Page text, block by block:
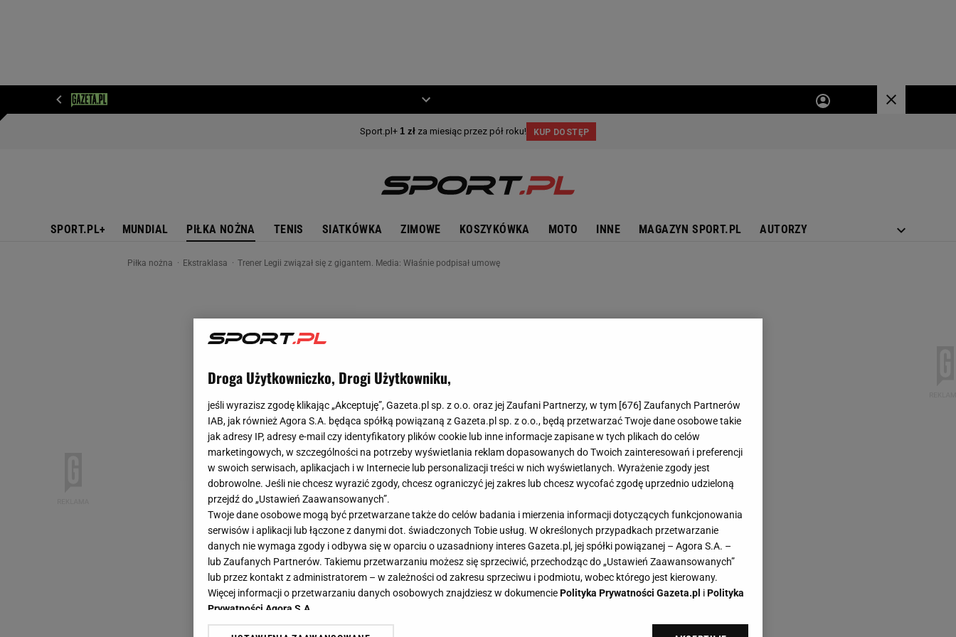
SPORT.PL+ MUNDIAL PIŁKA NOŻNA TENIS SIATKÓWKA ZIMOWE KOSZYKÓWKA MOTO INNE MAGAZYN SPORT.PL AUTORZY
Piłka nożna Ekstraklasa Trener Legii związał się z gigantem. Media: Właśnie podpisał umowę
Droga Użytkowniczko, Drogi Użytkowniku,
jeśli wyrazisz zgodę klikając „Akceptuję”, Gazeta.pl sp. z o.o. oraz jej Zaufani Partnerzy, w tym [676] Zaufanych Partnerów
IAB, jak również Agora S.A. będąca spółką powiązaną z Gazeta.pl sp. z o.o., będą przetwarzać Twoje dane osobowe takie
jak adresy IP, adresy e-mail czy identyfikatory plików cookie lub inne informacje zapisane w tych plikach do celów
marketingowych, w szczególności na potrzeby wyświetlania reklam dopasowanych do Twoich zainteresowań i preferencji
w swoich serwisach, aplikacjach i w Internecie lub personalizacji treści w nich wyświetlanych. Wyrażenie zgody jest
dobrowolne. Jeśli nie chcesz wyrazić zgody, chcesz ograniczyć jej zakres lub chcesz wycofać zgodę uprzednio udzieloną
przejdź do „Ustawień Zaawansowanych”.
Twoje dane osobowe mogą być przetwarzane także do celów badania i mierzenia informacji dotyczących funkcjonowania
serwisów i aplikacji lub łączone z danymi dot. świadczonych Tobie usług. W określonych przypadkach przetwarzanie
danych nie wymaga zgody i odbywa się w oparciu o uzasadniony interes Gazeta.pl, jej spółki powiązanej – Agora S.A. –
lub Zaufanych Partnerów. Takiemu przetwarzaniu możesz się sprzeciwić, przechodząc do „Ustawień Zaawansowanych”
lub przez kontakt z administratorem – w zależności od zakresu sprzeciwu i podmiotu, wobec którego jest kierowany.
Więcej informacji o przetwarzaniu danych osobowych znajdziesz w dokumenciePolityka Prywatności Gazeta.pl iPolityka
Prywatności Agora S.A.